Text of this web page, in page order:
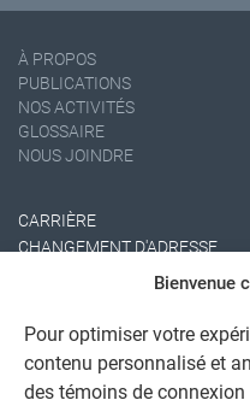
Bienvenue
Pour optimiser votre
contenu personnalisé et
des témoins de connexion
À PROPOS
PUBLICATIONS
NOS ACTIVITÉS
GLOSSAIRE
NOUS JOINDRE
CARRIÈRE
CHANGEMENT D'ADRESSE